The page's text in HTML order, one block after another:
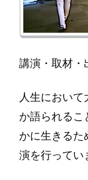
講演・取材・
人生におい
か語られるこ
かに生きるた
演を行ってい